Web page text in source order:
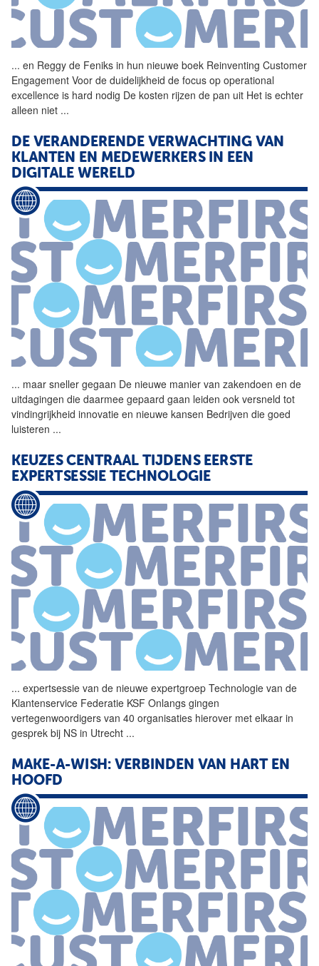
... en Reggy de Feniks in hun nieuwe boek Reinventing Customer
Engagement Voor de duidelijkheid de focus op operational
excellence is hard nodig De kosten rijzen de pan uit Het is echter
alleen niet ...
DE VERANDERENDE VERWACHTING VAN
KLANTEN EN MEDEWERKERS IN EEN
DIGITALE WERELD
... maar sneller gegaan De nieuwe manier van zakendoen en de
uitdagingen die daarmee gepaard gaan leiden ook versneld tot
vindingrijkheid innovatie en nieuwe kansen Bedrijven die goed
luisteren ...
KEUZES CENTRAAL TIJDENS EERSTE
EXPERTSESSIE TECHNOLOGIE
... expertsessie van de nieuwe expertgroep Technologie van de
Klantenservice Federatie KSF Onlangs gingen
vertegenwoordigers van 40 organisaties hierover met elkaar in
gesprek bij NS in Utrecht ...
MAKE-A-WISH: VERBINDEN VAN HART EN
HOOFD